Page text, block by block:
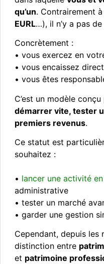
qu’un. Contrairement
EURL…), il n’y a pas
Concrètement :
• vous exercez en
• vous encaissez
• vous êtes
C’est un modèle
démarrer vite, tester
premiers revenus.
Ce statut est
souhaitez :
• lancer une activité
administrative
• tester un marché
• garder une gestion
Cependant, depuis les
distinction entre
et patrimoine